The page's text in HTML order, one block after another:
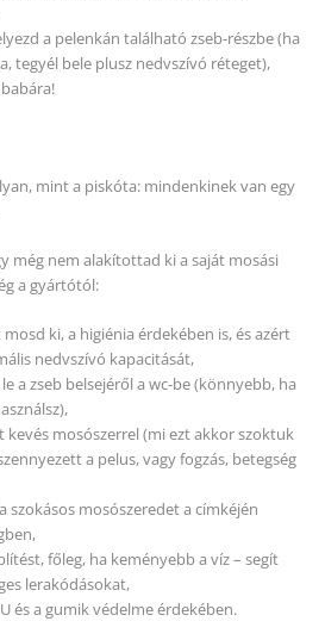
a pelenkán található zseb-részbe (ha
tegyél bele plusz nedvszívó réteget),
mint a piskóta: mindenkinek van egy
még nem alakítottad ki a saját mosási
a gyártótól:
ki, a higiénia érdekében is, és azért
nedvszívó kapacitását,
a zseb belsejéről a wc-be (könnyebb, ha
kevés mosószerrel (mi ezt akkor szoktuk
a pelus, vagy fogzás, betegség
szokásos mosószeredet a címkéjén
főleg, ha keményebb a víz – segít
lerakódásokat,
és a gumik védelme érdekében.